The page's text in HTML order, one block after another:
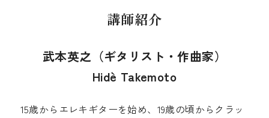
講師紹介
武本英之（ギタリスト・作曲家）
Hidè Takemoto
15歳からエレキギターを始め、19歳の頃からクラッ